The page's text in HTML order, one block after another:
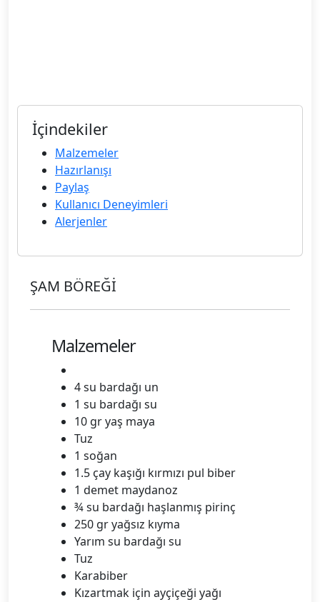
İçindekiler
Malzemeler
Hazırlanışı
Paylaş
Kullanıcı Deneyimleri
Alerjenler
ŞAM BÖREĞİ
Malzemeler
4 su bardağı un
1 su bardağı su
10 gr yaş maya
Tuz
1 soğan
1.5 çay kaşığı kırmızı pul biber
1 demet maydanoz
¾ su bardağı haşlanmış pirinç
250 gr yağsız kıyma
Yarım su bardağı su
Tuz
Karabiber
Kızartmak için ayçiçeği yağı